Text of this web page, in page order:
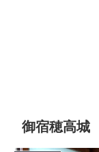
御宿穂高城